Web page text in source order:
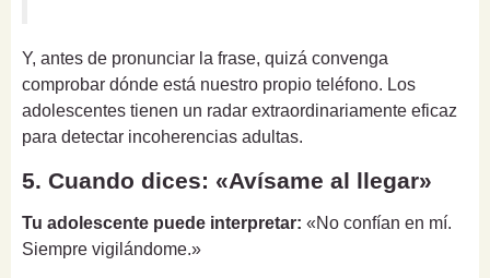
Y, antes de pronunciar la frase, quizá convenga
comprobar dónde está nuestro propio teléfono. Los
adolescentes tienen un radar extraordinariamente eficaz
para detectar incoherencias adultas.
5. Cuando dices: «Avísame al llegar»
Tu adolescente puede interpretar: «No confían en mí.
Siempre vigilándome.»